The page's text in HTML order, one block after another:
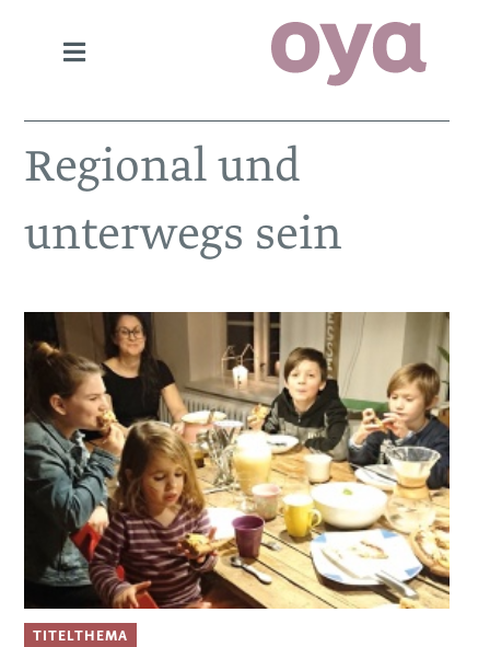
Regional und
unterwegs sein
TITELTHEMA